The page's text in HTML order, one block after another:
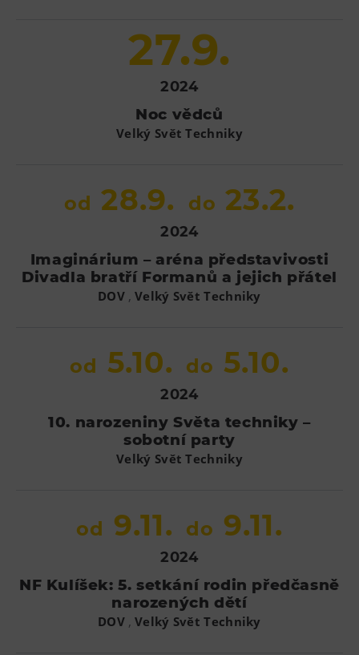
27.9.
2024
Noc vědců
Velký Svět Techniky
od 28.9. do 23.2.
2024
Imaginárium – aréna představivosti
Divadla bratří Formanů a jejich přátel
DOV ,Velký Svět Techniky
od 5.10. do 5.10.
2024
10. narozeniny Světa techniky –
sobotní party
Velký Svět Techniky
od 9.11. do 9.11.
2024
NF Kulíšek: 5. setkání rodin předčasně
narozených dětí
DOV ,Velký Svět Techniky